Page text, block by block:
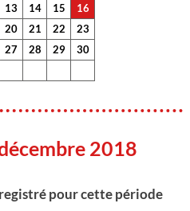
13 14 15
16
20 21 22
23
27 28 29
30
2018
pour cette période